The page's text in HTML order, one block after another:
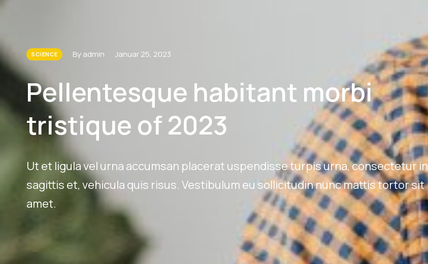
SCIENCE By admin Januar 25, 2023
Pellentesque habitant morbi
tristique of 2023
Ut et ligula vel urna accumsan placerat uspendisse turpis urna, consectetur in
sagittis et, vehicula quis risus. Vestibulum eu sollicitudin nunc mattis tortor sit
amet.